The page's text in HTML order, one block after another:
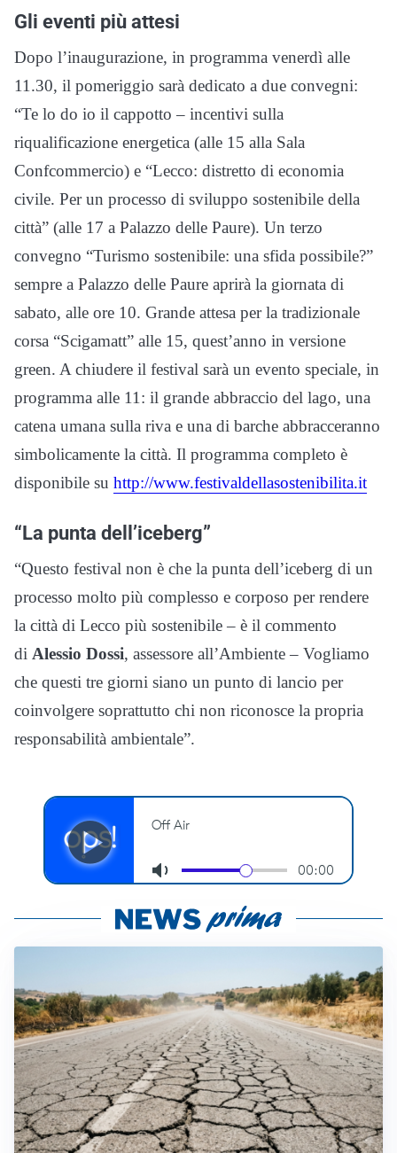
Gli eventi più attesi
Dopo l’inaugurazione, in programma venerdì alle
11.30, il pomeriggio sarà dedicato a due convegni:
“Te lo do io il cappotto – incentivi sulla
riqualificazione energetica (alle 15 alla Sala
Confcommercio) e “Lecco: distretto di economia
civile. Per un processo di sviluppo sostenibile della
città” (alle 17 a Palazzo delle Paure). Un terzo
convegno “Turismo sostenibile: una sfida possibile?”
sempre a Palazzo delle Paure aprirà la giornata di
sabato, alle ore 10. Grande attesa per la tradizionale
corsa “Scigamatt” alle 15, quest’anno in versione
green. A chiudere il festival sarà un evento speciale, in
programma alle 11: il grande abbraccio del lago, una
catena umana sulla riva e una di barche abbracceranno
simbolicamente la città. Il programma completo è
disponibile su http://www.festivaldellasostenibilita.it
“La punta dell’iceberg”
“Questo festival non è che la punta dell’iceberg di un
processo molto più complesso e corposo per rendere
la città di Lecco più sostenibile – è il commento
di Alessio Dossi, assessore all’Ambiente – Vogliamo
che questi tre giorni siano un punto di lancio per
coinvolgere soprattutto chi non riconosce la propria
responsabilità ambientale”.